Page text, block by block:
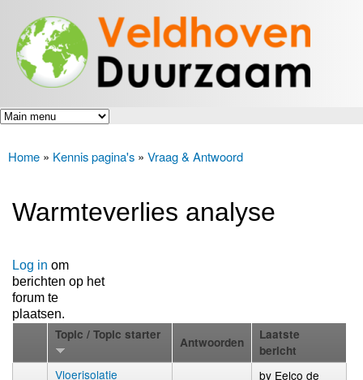
en naar
de inhoud
gaan
Veldhoven
Duurzaam
Energiek
naar de
toekomst
U bent hier
Home » Kennis pagina's » Vraag & Antwoord
Warmteverlies analyse
Log in om
berichten op het
forum te
plaatsen.
Topic / Topic starter
Antwoorden
Laatste
bericht
Vloerisolatie
by Eelco de